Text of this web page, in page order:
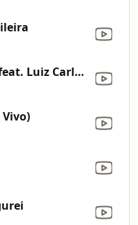
Volta Pra Ela (feat. Luiz Carlos)